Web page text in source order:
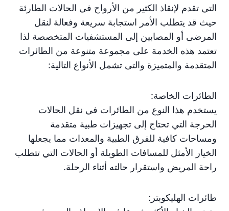
التي تقدم لإنقاذ الكثير من الأرواح في الحالات الطارئة
حيث قد يتطلب الأمر استجابة سريعة وفعالة لنقل
المرضى أو المصابين إلى المستشفيات المتخصصة لذا
تعتمد هذه الخدمة على مجموعة متنوعة من الطائرات
المتقدمة والمتميزة والتى تشمل الأنواع التالية:
الطائرات الخاصة:
يستخدم هذا النوع من الطائرات في نقل الحالات
الحرجة التي تحتاج إلى تجهيزات طبية متقدمة
ومساحات كافية للفرق الطبية والمعدات مما يجعلها
الخيار الأمثل للمسافات الطويلة أو الحالات التي تتطلب
راحة المريض واستقرار حالته أثناء الرحلة.
طائرات الهليكوبتر: